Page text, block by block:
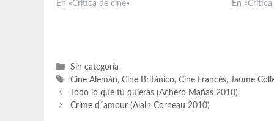
2005 Guión Chad Hayes Carey W. Hayes
En «Crítica de cine»
(John
En
Categorías
Sin categoría
Etiquetas
Cine Alemán,Cine Británico,Cine Francés,Jaume
Todo lo que tú quieras (Achero Mañas 2010)
Crime d´amour (Alain Corneau 2010)